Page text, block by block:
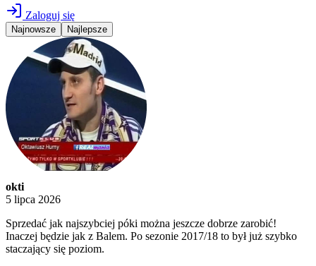
Zaloguj się
Najnowsze Najlepsze
okti
5 lipca 2026
Sprzedać jak najszybciej póki można jeszcze dobrze zarobić!
Inaczej będzie jak z Balem. Po sezonie 2017/18 to był już szybko
staczający się poziom.